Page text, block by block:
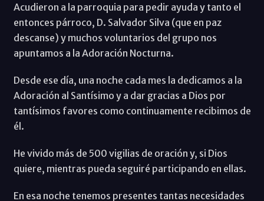
Acudieron a la parroquia para pedir ayuda y tanto el
entonces párroco, D. Salvador Silva (que en paz
descanse) y muchos voluntarios del grupo nos
apuntamos a la Adoración Nocturna.
Desde ese día, una noche cada mes la dedicamos a la
Adoración al Santísimo y a dar gracias a Dios por
tantísimos favores como continuamente recibimos de
él.
He vivido más de 500 vigilias de oración y, si Dios
quiere, mientras pueda seguiré participando en ellas.
En esa noche tenemos presentes tantas necesidades